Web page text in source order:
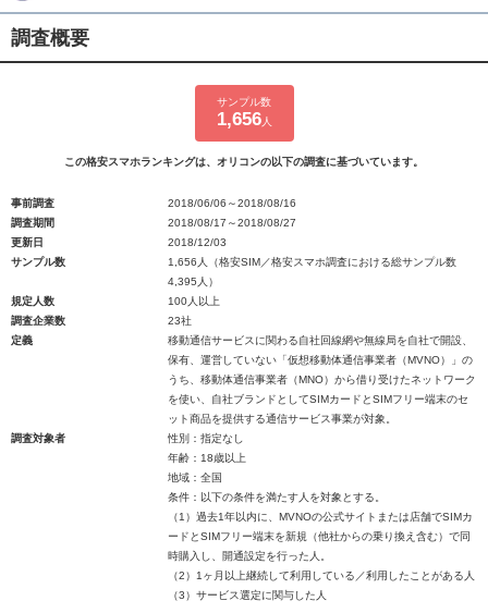
調査概要
サンプル数
1,656人
この格安スマホランキングは、オリコンの以下の調査に基づいています。
事前調査
2018/06/06～2018/08/16
調査期間
2018/08/17～2018/08/27
更新日
2018/12/03
サンプル数
1,656人（格安SIM／格安スマホ調査における総サンプル数
4,395人）
規定人数
100人以上
調査企業数
23社
定義
移動通信サービスに関わる自社回線網や無線局を自社で開設、
保有、運営していない「仮想移動体通信事業者（MVNO）」の
うち、移動体通信事業者（MNO）から借り受けたネットワーク
を使い、自社ブランドとしてSIMカードとSIMフリー端末のセ
ット商品を提供する通信サービス事業が対象。
調査対象者
性別：指定なし
年齢：18歳以上
地域：全国
条件：以下の条件を満たす人を対象とする。
（1）過去1年以内に、MVNOの公式サイトまたは店舗でSIMカ
ードとSIMフリー端末を新規（他社からの乗り換え含む）で同
時購入し、開通設定を行った人。
（2）1ヶ月以上継続して利用している／利用したことがある人
（3）サービス選定に関与した人